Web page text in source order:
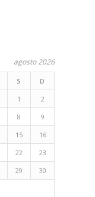
agosto 2026
S
D
1
2
8
9
15
16
22
23
29
30